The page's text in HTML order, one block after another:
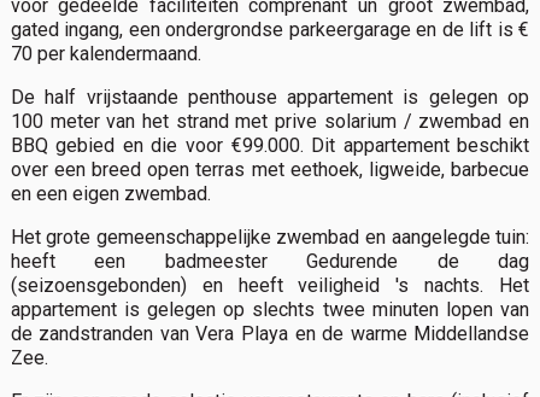
voor gedeelde faciliteiten comprenant un groot zwembad,
gated ingang, een ondergrondse parkeergarage en de lift is €
70 per kalendermaand.
De half vrijstaande penthouse appartement is gelegen op
100 meter van het strand met prive solarium / zwembad en
BBQ gebied en die voor €99.000. Dit appartement beschikt
over een breed open terras met eethoek, ligweide, barbecue
en een eigen zwembad.
Het grote gemeenschappelijke zwembad en aangelegde tuin:
heeft een badmeester Gedurende de dag
(seizoensgebonden) en heeft veiligheid 's nachts. Het
appartement is gelegen op slechts twee minuten lopen van
de zandstranden van Vera Playa en de warme Middellandse
Zee.